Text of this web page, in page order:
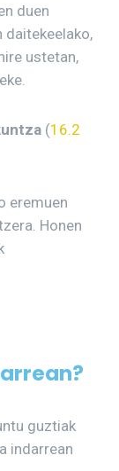
duen
daitekeelako,
ustetan,
(16.2
eremuen
Honen
guztiak
indarrean